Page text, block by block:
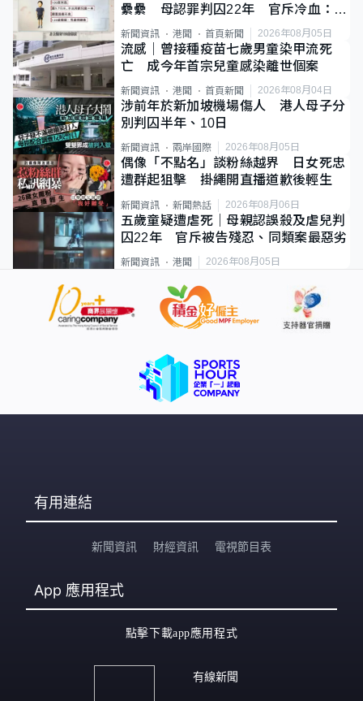
纍纍 母認罪判囚22年 官斥冷血：同
類案最惡劣
新聞資訊 港聞 首頁新聞 2026年08月05日
流感｜曾接種疫苗七歲男童染甲流死
亡 成今年首宗兒童感染離世個案
新聞資訊 港聞 首頁新聞 2026年08月04日
涉前年於新加坡機場傷人 港人母子分
別判囚半年、10日
新聞資訊 兩岸國際 2026年08月05日
偶像「不點名」談粉絲越界 日女死忠
遭群起狙擊 掛繩開直播道歉後輕生
新聞資訊 新聞熱話 2026年08月06日
五歲童疑遭虐死｜母親認誤殺及虐兒判
囚22年 官斥被告殘忍、同類案最惡劣
新聞資訊 港聞 2026年08月05日
有用連結
新聞資訊 財經資訊 電視節目表
App 應用程式
點擊下載app應用程式
有線新聞